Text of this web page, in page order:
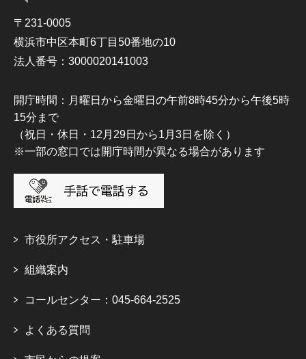
〒231-0005
横浜市中区本町6丁目50番地の10
法人番号：3000020141003
開庁時間：月曜日から金曜日の午前8時45分から午後5時
15分まで
（祝日・休日・12月29日から1月3日を除く）
※一部の窓口では開庁時間が異なる場合があります
市役所アクセス・駐車場
組織案内
コールセンター：045-664-2525
よくある質問